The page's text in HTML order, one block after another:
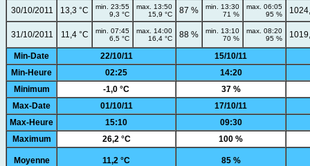
30/10/2011 13,3 °C
min. 23:55
9,3 °C
max. 13:50
15,9 °C
87 %
min. 13:30
71 %
max. 06:05
95 %
31/10/2011 11,4 °C
min. 07:45
6,5 °C
max. 14:00
16,4 °C
88 %
min. 13:10
70 %
max. 08:20
95 %
Min-Date 22/10/11
15/10/11
Min-Heure
02:25
14:20
Minimum
-1,0 °C
37 %
Max-Date
01/10/11
17/10/11
Max-Heure
15:10
09:30
Maximum
26,2 °C 100 %
Moyenne 11,2 °C 85 %